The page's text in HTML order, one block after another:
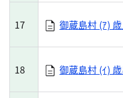
17 御蔵島村 (ｱ) 歳
18 御蔵島村 (ｲ) 歳